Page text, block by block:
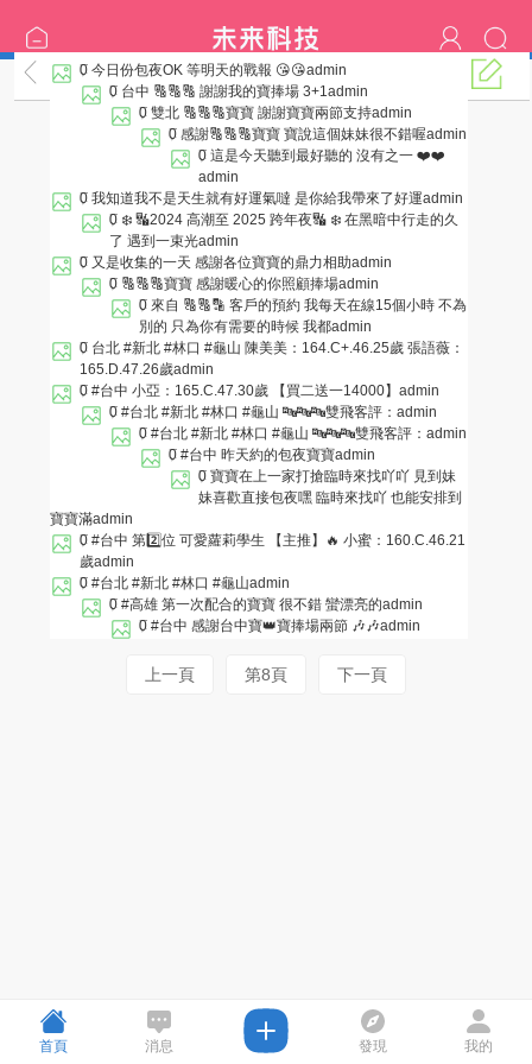
客評區
0 今日份包夜OK 等明天的戰報 😘😘admin
0 台中 🔠🔠🔠 謝謝我的寶捧場 3+1admin
0 雙北 🔠🔠🔠寶寶 謝謝寶寶兩節支持admin
0 感謝🔠🔠🔠寶寶 寶說這個妹妹很不錯喔admin
0 這是今天聽到最好聽的 沒有之一 ❤️❤️
admin
0 我知道我不是天生就有好運氣噠 是你給我帶來了好運admin
0 ❄️ 🔣2024 高潮至 2025 跨年夜🔣 ❄️ 在黑暗中行走的久
了 遇到一束光admin
0 又是收集的一天 感謝各位寶寶的鼎力相助admin
0 🔠🔠🔠寶寶 感謝暖心的你照顧捧場admin
0 來自 🔠🔠🔡 客戶的預約 我每天在線15個小時 不為
別的 只為你有需要的時候 我都admin
0 台北 #新北 #林口 #龜山 陳美美：164.C+.46.25歲 張語薇：
165.D.47.26歲admin
0 #台中 小亞：165.C.47.30歲 【買二送一14000】 admin
0 #台北 #新北 #林口 #龜山 🔤🔤🔤雙飛客評： admin
0 #台北 #新北 #林口 #龜山 🔤🔤🔤雙飛客評： admin
0 #台中 昨天約的包夜寶寶admin
0 寶寶在上一家打搶臨時來找吖吖 見到妹
妹喜歡直接包夜嘿 臨時來找吖 也能安排到
寶寶滿admin
0 #台中 第2️⃣位 可愛蘿莉學生 【主推】🔥 小蜜：160.C.46.21
歲admin
0 #台北 #新北 #林口 #龜山admin
0 #高雄 第一次配合的寶寶 很不錯 蠻漂亮的admin
0 #台中 感謝台中寶👑寶捧場兩節 🎶🎶admin
上一頁 第8頁 下一頁
首頁 消息 發現 我的